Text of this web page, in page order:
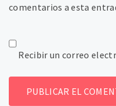
comentarios a esta
Recibir un correo